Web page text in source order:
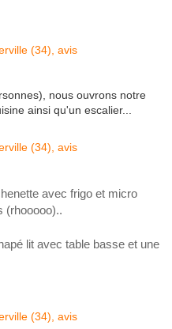
nous ouvrons notre
ainsi qu'un escalier...
avec frigo et micro
(rhooooo)..
lit avec table basse et une